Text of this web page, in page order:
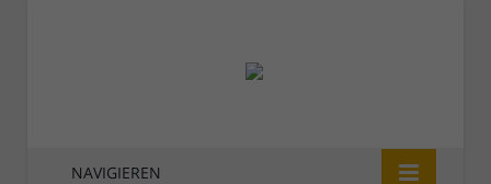
NAVIGIEREN